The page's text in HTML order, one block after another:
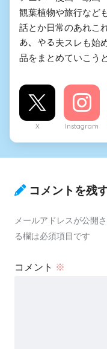
観葉植物や旅行など
話とか日常のあれこ
あ、やる夫スレも始
品をまとめていこう
X Instagram
コメントを残
メールアドレスが公開
る欄は必須項目です
コメント ※